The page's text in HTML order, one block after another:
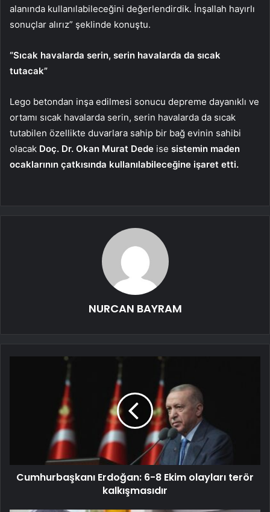
alanında kullanılabileceğini değerlendirdik. İnşallah hayırlı
sonuçlar alırız” şeklinde konuştu.
“Sıcak havalarda serin, serin havalarda da sıcak
tutacak”
Lego betondan inşa edilmesi sonucu depreme dayanıklı ve
ortamı sıcak havalarda serin, serin havalarda da sıcak
tutabilen özellikte duvarlara sahip bir bağ evinin sahibi
olacak Doç. Dr. Okan Murat Dede ise sistemin maden
ocaklarının çatkısında kullanılabileceğine işaret etti.
NURCAN BAYRAM
Cumhurbaşkanı Erdoğan: 6-8 Ekim olayları terör
kalkışmasıdır